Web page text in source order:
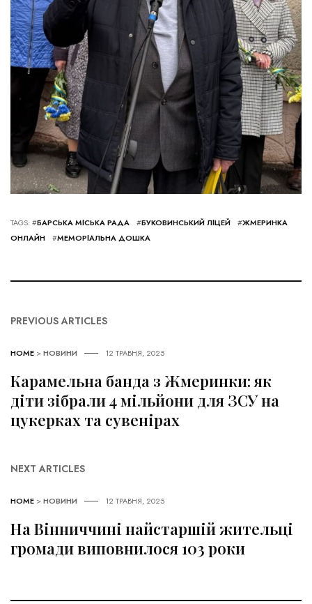
TAGS: #БАРСЬКА МІСЬКА РАДА #БУКОВИНСЬКИЙ ЛІЦЕЙ #ЖМЕРИНКА
ОНЛАЙН
#МЕМОРІАЛЬНА ДОШКА
PREVIOUS ARTICLES
HOME >НОВИНИ 12 ТРАВНЯ, 2025
Карамельна банда з Жмеринки: як
діти зібрали 4 мільйони для ЗСУ на
цукерках та сувенірах
NEXT ARTICLES
HOME >НОВИНИ 12 ТРАВНЯ, 2025
На Вінниччині найстаршій жительці
громади виповнилося 103 роки